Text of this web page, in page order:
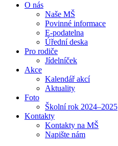
O nás
Naše MŠ
Povinné informace
E-podatelna
Úřední deska
Pro rodiče
Jídelníček
Akce
Kalendář akcí
Aktuality
Foto
Školní rok 2024–2025
Kontakty
Kontakty na MŠ
Napište nám